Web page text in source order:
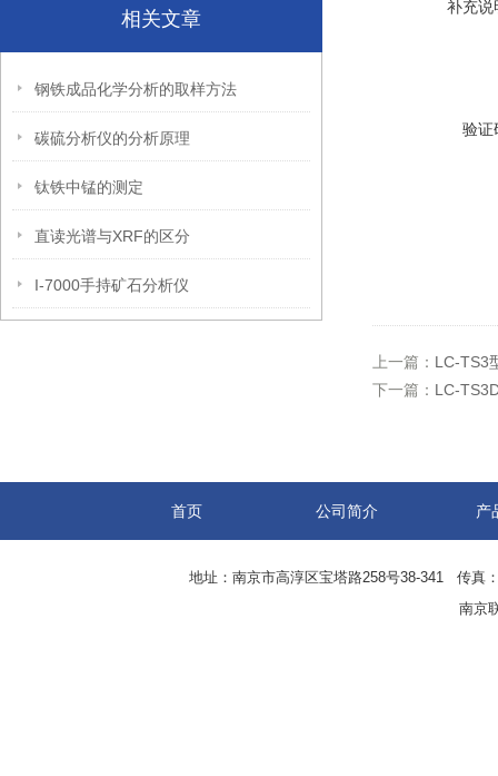
相关文章
钢铁成品化学分析的取样方法
碳硫分析仪的分析原理
钛铁中锰的测定
直读光谱与XRF的区分
I-7000手持矿石分析仪
补充说
验证
上一篇： LC-TS3
下一篇： LC-
首页 公司简介 产
地址：南京市高淳区宝塔路258号38-341 传真
南京